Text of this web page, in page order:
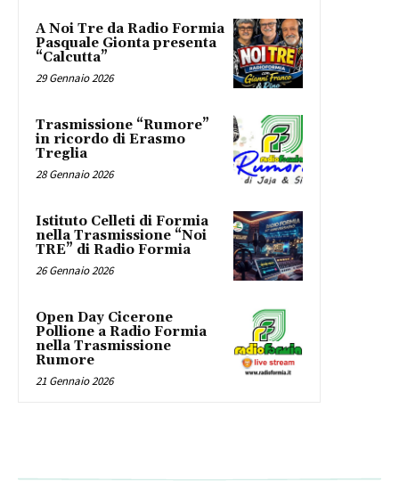
A Noi Tre da Radio Formia
Pasquale Gionta presenta
“Calcutta”
29 Gennaio 2026
Trasmissione “Rumore”
in ricordo di Erasmo
Treglia
28 Gennaio 2026
Istituto Celleti di Formia
nella Trasmissione “Noi
TRE” di Radio Formia
26 Gennaio 2026
Open Day Cicerone
Pollione a Radio Formia
nella Trasmissione
Rumore
21 Gennaio 2026